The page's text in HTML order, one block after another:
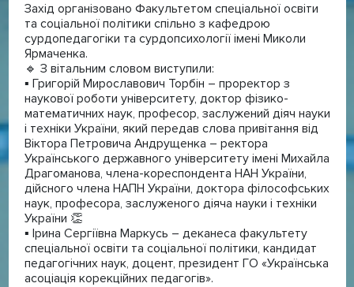
Захід організовано Факультетом спеціальної освіти
та соціальної політики спільно з кафедрою
сурдопедагогіки та сурдопсихології імені Миколи
Ярмаченка.
🔹 З вітальним словом виступили:
▪️ Григорій Мирославович Торбін – проректор з
наукової роботи університету, доктор фізико-
математичних наук, професор, заслужений діяч науки
і техніки України, який передав слова привітання від
Віктора Петровича Андрущенка – ректора
Українського державного університету імені Михайла
Драгоманова, члена-кореспондента НАН України,
дійсного члена НАПН України, доктора філософських
наук, професора, заслуженого діяча науки і техніки
України 👏
▪️ Ірина Сергіївна Маркусь – деканеса факультету
спеціальної освіти та соціальної політики, кандидат
педагогічних наук, доцент, президент ГО «Українська
асоціація корекційних педагогів».